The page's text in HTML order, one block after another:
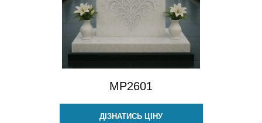
MP2601
ДІЗНАТИСЬ ЦІНУ